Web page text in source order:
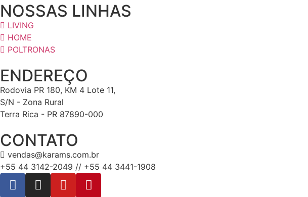
NOSSAS LINHAS
LIVING
HOME
POLTRONAS
ENDEREÇO
Rodovia PR 180, KM 4 Lote 11,
S/N - Zona Rural
Terra Rica - PR 87890-000
CONTATO
vendas@karams.com.br
+55 44 3142-2049 // +55 44 3441-1908